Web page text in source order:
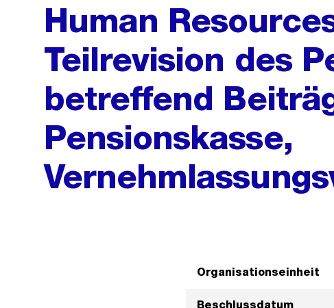
Human
Teilrevision des
betreffend
Pensionskasse,
Organisationseinheit
Beschlussdatum